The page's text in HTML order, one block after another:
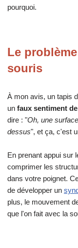
pourquoi.
Le
souris
À mon avis, un tapis
un faux sentiment
dire : "Oh, une
dessus", et ça, c'est
En prenant appui sur
comprimer les
dans votre poignet.
de développer un
plus, le mouvement
que l'on fait avec la